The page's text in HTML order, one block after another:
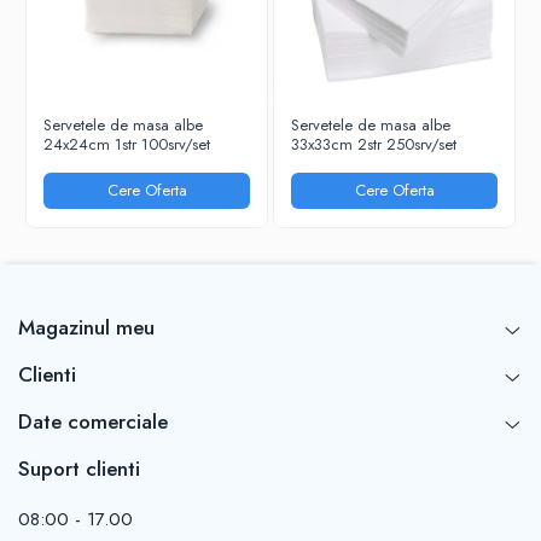
COMUNICARE & PREZENTARE
SISTEME DE AFISARE SI DE
PREZENTARE
TABLE MOBILE
TABLE DE CONFERINTA
ECUSOANE
TEHNICA DE BIROU
Servetele de masa albe
24x24cm 1str 100srv/set
Cere Oferta
Servetele de masa albe
33x33cm 2str 250srv/set
Cere Oferta
Magazinul meu
Clienti
Date comerciale
Suport clienti
08:00 - 17.00